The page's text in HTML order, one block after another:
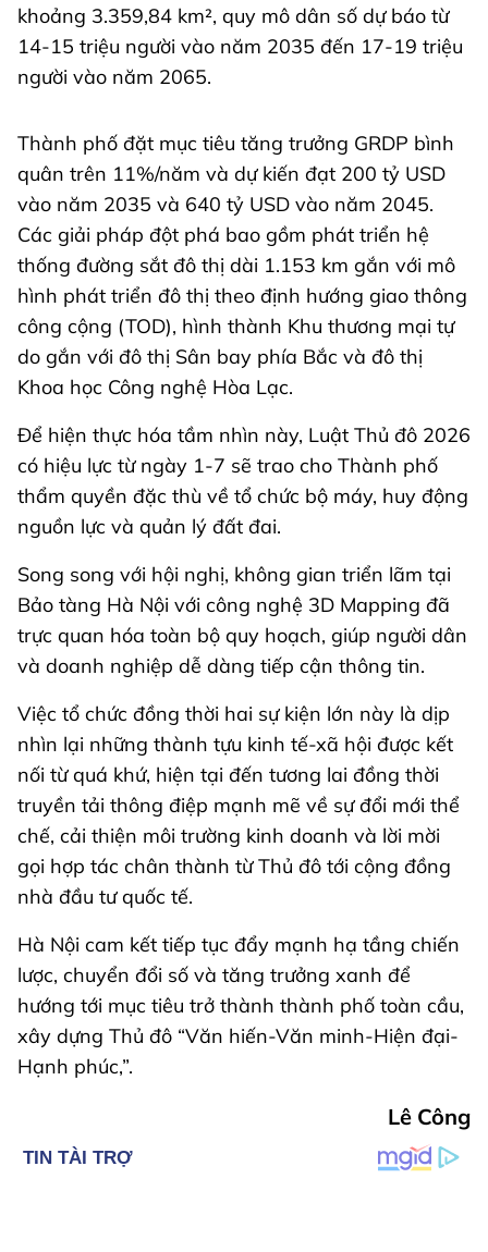
khoảng 3.359,84 km², quy mô dân số dự báo từ
14-15 triệu người vào năm 2035 đến 17-19 triệu
người vào năm 2065.
Thành phố đặt mục tiêu tăng trưởng GRDP bình
quân trên 11%/năm và dự kiến đạt 200 tỷ USD
vào năm 2035 và 640 tỷ USD vào năm 2045.
Các giải pháp đột phá bao gồm phát triển hệ
thống đường sắt đô thị dài 1.153 km gắn với mô
hình phát triển đô thị theo định hướng giao thông
công cộng (TOD), hình thành Khu thương mại tự
do gắn với đô thị Sân bay phía Bắc và đô thị
Khoa học Công nghệ Hòa Lạc.
Để hiện thực hóa tầm nhìn này, Luật Thủ đô 2026
có hiệu lực từ ngày 1-7 sẽ trao cho Thành phố
thẩm quyền đặc thù về tổ chức bộ máy, huy động
nguồn lực và quản lý đất đai.
Song song với hội nghị, không gian triển lãm tại
Bảo tàng Hà Nội với công nghệ 3D Mapping đã
trực quan hóa toàn bộ quy hoạch, giúp người dân
và doanh nghiệp dễ dàng tiếp cận thông tin.
Việc tổ chức đồng thời hai sự kiện lớn này là dịp
nhìn lại những thành tựu kinh tế-xã hội được kết
nối từ quá khứ, hiện tại đến tương lai đồng thời
truyền tải thông điệp mạnh mẽ về sự đổi mới thể
chế, cải thiện môi trường kinh doanh và lời mời
gọi hợp tác chân thành từ Thủ đô tới cộng đồng
nhà đầu tư quốc tế.
Hà Nội cam kết tiếp tục đẩy mạnh hạ tầng chiến
lược, chuyển đổi số và tăng trưởng xanh để
hướng tới mục tiêu trở thành thành phố toàn cầu,
xây dựng Thủ đô “Văn hiến-Văn minh-Hiện đại-
Hạnh phúc,”.
Lê Công